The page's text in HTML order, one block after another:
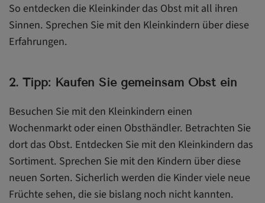
So entdecken die Kleinkinder das Obst mit all ihren
Sinnen. Sprechen Sie mit den Kleinkindern über diese
Erfahrungen.
2. Tipp: Kaufen Sie gemeinsam Obst ein
Besuchen Sie mit den Kleinkindern einen
Wochenmarkt oder einen Obsthändler. Betrachten Sie
dort das Obst. Entdecken Sie mit den Kleinkindern das
Sortiment. Sprechen Sie mit den Kindern über diese
neuen Sorten. Sicherlich werden die Kinder viele neue
Früchte sehen, die sie bislang noch nicht kannten.